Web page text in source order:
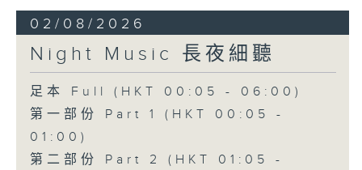
02/08/2026
Night Music 長夜細聽
足本 Full (HKT 00:05 - 06:00)
第一部份 Part 1 (HKT 00:05 -
01:00)
第二部份 Part 2 (HKT 01:05 -